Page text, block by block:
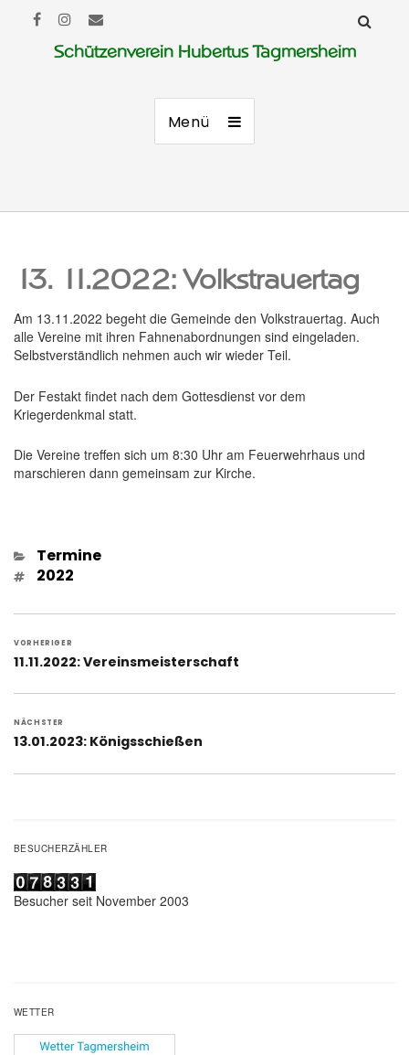
Schützenverein Hubertus Tagmersheim
Menü
13. 11.2022: Volkstrauertag
Am 13.11.2022 begeht die Gemeinde den Volkstrauertag. Auch
alle Vereine mit ihren Fahnenabordnungen sind eingeladen.
Selbstverständlich nehmen auch wir wieder Teil.
Der Festakt findet nach dem Gottesdienst vor dem
Kriegerdenkmal statt.
Die Vereine treffen sich um 8:30 Uhr am Feuerwehrhaus und
marschieren dann gemeinsam zur Kirche.
Kategorien
Termine
Schlagwörter
2022
VORHERIGER
Vorheriger
11.11.2022: Vereinsmeisterschaft
NÄCHSTER
Nächster
13.01.2023: Königsschießen
BESUCHERZÄHLER
Besucher seit November 2003
WETTER